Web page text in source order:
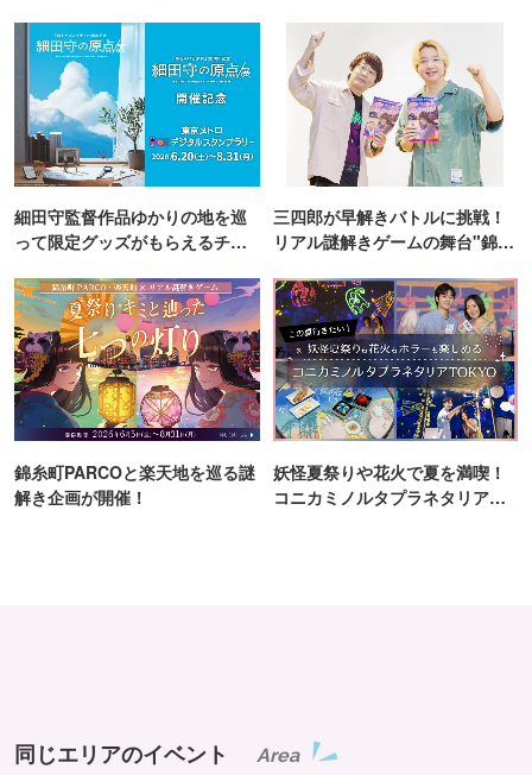
細田守監督作品ゆかりの地を巡
って限定グッズがもらえるチャ
三四郎が早解きバトルに挑戦！
リアル謎解きゲームの舞台"錦糸
錦糸町PARCOと楽天地を巡る謎
解き企画が開催！
妖怪夏祭りや花火で夏を満喫！
コニカミノルタプラネタリア
同じエリアのイベント Area